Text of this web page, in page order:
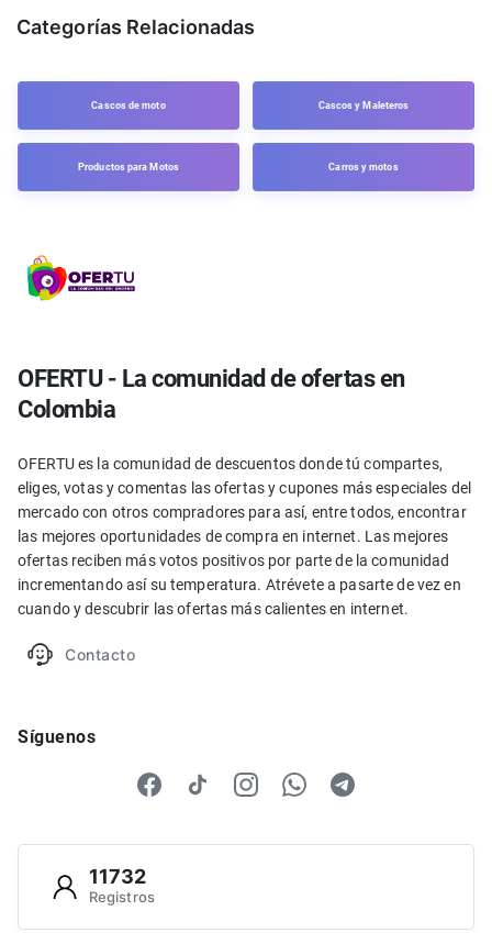
Categorías Relacionadas
Cascos de moto Cascos y Maleteros
Productos para Motos Carros y motos
OFERTU - La comunidad de ofertas en
Colombia
OFERTU es la comunidad de descuentos donde tú compartes,
eliges, votas y comentas las ofertas y cupones más especiales del
mercado con otros compradores para así, entre todos, encontrar
las mejores oportunidades de compra en internet. Las mejores
ofertas reciben más votos positivos por parte de la comunidad
incrementando así su temperatura. Atrévete a pasarte de vez en
cuando y descubrir las ofertas más calientes en internet.
Contacto
Síguenos
11732
Registros